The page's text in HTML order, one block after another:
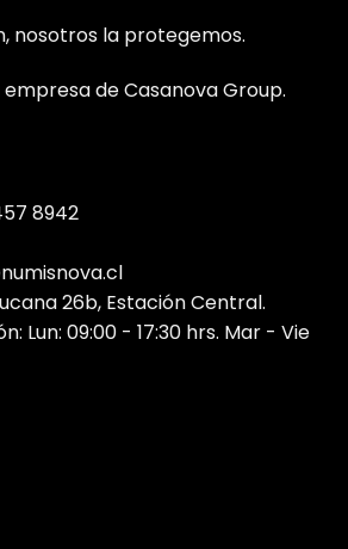
nosotros la protegemos.
empresa de Casanova Group.
8942
26b, Estación Central.
Lun: 09:00 - 17:30 hrs. Mar - Vie